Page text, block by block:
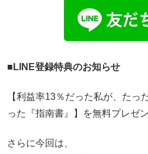
■LINE登録特典のお知らせ
【利益率13％だった私が、たっ
った『指南書』】を無料プレゼ
さらに今回は、